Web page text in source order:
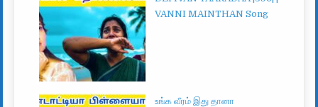
VANNI MAINTHAN Song
உங்க வீரம் இது தானா